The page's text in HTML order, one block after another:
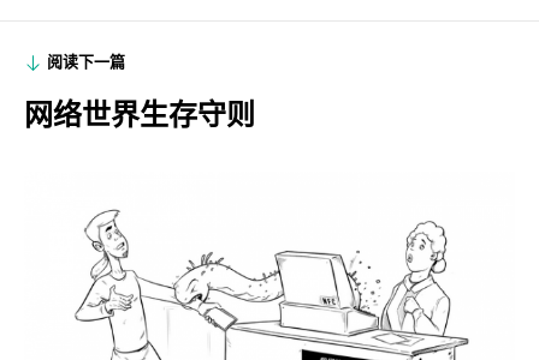
阅读下一篇
网络世界生存守则